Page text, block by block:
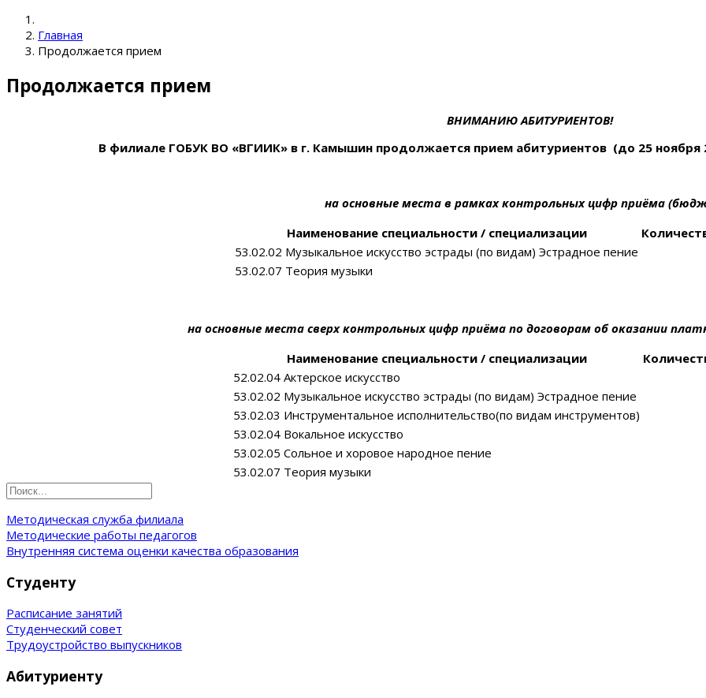
Главная
Продолжается прием
Продолжается прием
ВНИМАНИЮ АБИТУРИЕНТОВ!
В филиале ГОБУК ВО «ВГИИК» в г. Камышин продолжается прием абитуриентов (до 25 ноября
на основные места в рамках контрольных цифр приёма
Наименование специальности / специализации
53.02.02 Музыкальное искусство эстрады (по видам) Эстрадное пение
53.02.07 Теория музыки
на основные места сверх контрольных цифр приёма по договорам об оказании
Наименование специальности / специализации
52.02.04 Актерское искусство
53.02.02 Музыкальное искусство эстрады (по видам) Эстрадное пение
53.02.03 Инструментальное исполнительство(по видам инструментов)
53.02.04 Вокальное искусство
53.02.05 Сольное и хоровое народное пение
53.02.07 Теория музыки
Методическая служба филиала
Методические работы педагогов
Внутренняя система оценки качества образования
Студенту
Расписание занятий
Студенческий совет
Трудоустройство выпускников
Абитуриенту